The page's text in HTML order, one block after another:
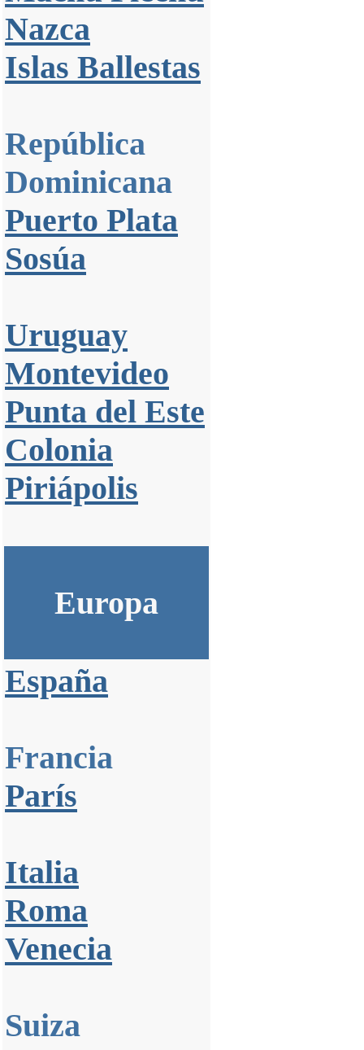
Nazca
Islas Ballestas
República
Dominicana
Puerto Plata
Sosúa
Uruguay
Montevideo
Punta del Este
Colonia
Piriápolis
Europa
España
Francia
París
Italia
Roma
Venecia
Suiza